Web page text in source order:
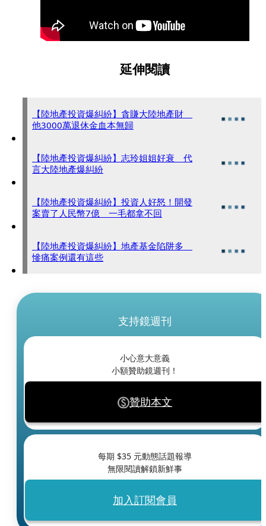
延伸閱讀
【陸地產投資爆糾紛】貪賺大陸地產財
他3000萬退休金血本無歸
【陸地產投資爆糾紛】志玲姐姐好衰 代
言大陸地產爆糾紛
【陸地產投資爆糾紛】投資人好怒！開發
案賣了人民幣7億 一毛都拿不回
【陸地產投資爆糾紛】地產基金陷阱多
慘痛案例還有這些
支持鏡週刊
小心意大意義
小額贊助鏡週刊！
贊助本文
每期 $35 元動態話題報導
無限閱讀解鎖新鮮事
加入訂閱會員